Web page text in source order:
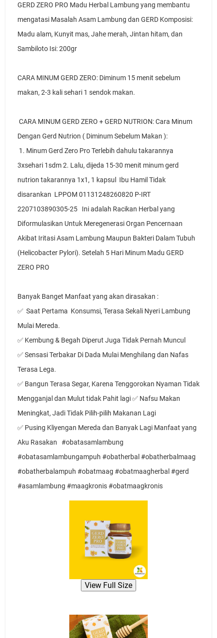
GERD ZERO PRO Madu Herbal Lambung yang membantu
mengatasi Masalah Asam Lambung dan GERD Komposisi:
Madu alam, Kunyit mas, Jahe merah, Jintan hitam, dan
Sambiloto Isi: 200gr
CARA MINUM GERD ZERO: Diminum 15 menit sebelum
makan, 2-3 kali sehari 1 sendok makan.
Dengan Gerd Nutrion ( Diminum Sebelum Makan ):
3xsehari 1sdm 2. Lalu, dijeda 15-30 menit minum gerd
nutrion takarannya 1x1, 1 kapsul  Ibu Hamil Tidak
disarankan  LPPOM 01131248260820 P-IRT
2207103890305-25   Ini adalah Racikan Herbal yang
Diformulasikan Untuk Meregenerasi Organ Pencernaan
Akibat Iritasi Asam Lambung Maupun Bakteri Dalam Tubuh
(Helicobacter Pylori). Setelah 5 Hari Minum Madu GERD
ZERO PRO
Banyak Banget Manfaat yang akan dirasakan :
✅  Saat Pertama  Konsumsi, Terasa Sekali Nyeri Lambung
Mulai Mereda.
✅ Kembung & Begah Diperut Juga Tidak Pernah Muncul
✅ Sensasi Terbakar Di Dada Mulai Menghilang dan Nafas
Terasa Lega.
✅ Bangun Terasa Segar, Karena Tenggorokan Nyaman Tidak
Mengganjal dan Mulut tidak Pahit lagi ✅ Nafsu Makan
Meningkat, Jadi Tidak Pilih-pilih Makanan Lagi
✅ Pusing Kliyengan Mereda dan Banyak Lagi Manfaat yang
Aku Rasakan   #obatasamlambung
#obatasamlambungampuh #obatherbal #obatherbalmaag
#obatherbalampuh #obatmaag #obatmaagherbal #gerd
#asamlambung #maagkronis #obatmaagkronis
View Full Size